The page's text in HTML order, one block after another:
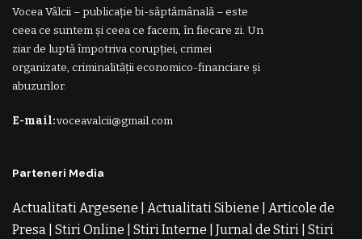
Vocea Vâlcii – publicație bi-săptămânală – este
ceea ce suntem și ceea ce facem, în fiecare zi. Un
ziar de luptă împotriva corupției, crimei
organizate, criminalității economico-financiare și
abuzurilor.
E-mail:voceavalcii@gmail.com
Parteneri Media
Actualitati Argesene Actualitati Sibiene
Articole de
Presa Stiri Online Stiri Interne Jurnal de Stiri Stiri